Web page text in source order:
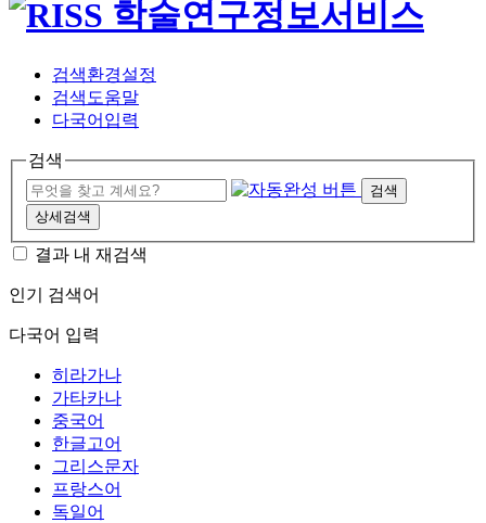
검색환경설정
검색도움말
다국어입력
검색
검색
상세검색
결과 내 재검색
인기 검색어
다국어 입력
히라가나
가타카나
중국어
한글고어
그리스문자
프랑스어
독일어